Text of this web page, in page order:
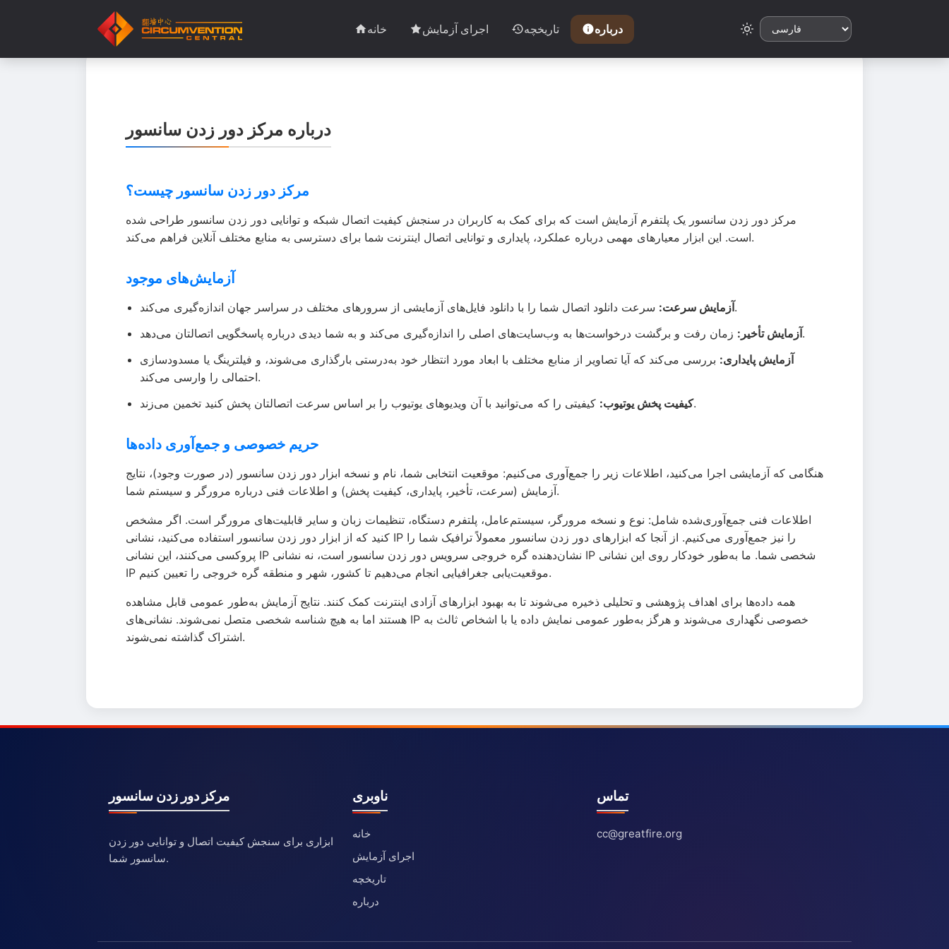
خانه اجرای آزمایش تاریخچه درباره
درباره مرکز دور زدن سانسور
مرکز دور زدن سانسور چیست؟
مرکز دور زدن سانسور یک پلتفرم آزمایش است که برای کمک به کاربران در سنجش کیفیت اتصال شبکه و توانایی دور زدن سانسور طراحی شده
است. این ابزار معیارهای مهمی درباره عملکرد، پایداری و توانایی اتصال اینترنت شما برای دسترسی به منابع مختلف آنلاین فراهم می‌کند.
آزمایش‌های موجود
آزمایش سرعت:سرعت دانلود اتصال شما را با دانلود فایل‌های آزمایشی از سرورهای مختلف در سراسر جهان اندازه‌گیری می‌کند.
آزمایش تأخیر:زمان رفت و برگشت درخواست‌ها به وب‌سایت‌های اصلی را اندازه‌گیری می‌کند و به شما دیدی درباره پاسخگویی اتصالتان می‌دهد.
آزمایش پایداری: بررسی می‌کند که آیا تصاویر از منابع مختلف با ابعاد مورد انتظار خود به‌درستی بارگذاری می‌شوند، و فیلترینگ یا مسدودسازی
احتمالی را وارسی می‌کند.
کیفیت پخش یوتیوب:کیفیتی را که می‌توانید با آن ویدیوهای یوتیوب را بر اساس سرعت اتصالتان پخش کنید تخمین می‌زند.
حریم خصوصی و جمع‌آوری داده‌ها
هنگامی که آزمایشی اجرا می‌کنید، اطلاعات زیر را جمع‌آوری می‌کنیم: موقعیت انتخابی شما، نام و نسخه ابزار دور زدن سانسور (در صورت وجود)، نتایج
آزمایش (سرعت، تأخیر، پایداری، کیفیت پخش) و اطلاعات فنی درباره مرورگر و سیستم شما.
اطلاعات فنی جمع‌آوری‌شده شامل: نوع و نسخه مرورگر، سیستم‌عامل، پلتفرم دستگاه، تنظیمات زبان و سایر قابلیت‌های مرورگر است. اگر مشخص
کنید که از ابزار دور زدن سانسور استفاده می‌کنید، نشانی IP را نیز جمع‌آوری می‌کنیم. از آنجا که ابزارهای دور زدن سانسور معمولاً ترافیک شما را
پروکسی می‌کنند، این نشانی IP نشان‌دهنده گره خروجی سرویس دور زدن سانسور است، نه نشانی IP شخصی شما. ما به‌طور خودکار روی این نشانی
IP موقعیت‌یابی جغرافیایی انجام می‌دهیم تا کشور، شهر و منطقه گره خروجی را تعیین کنیم.
همه داده‌ها برای اهداف پژوهشی و تحلیلی ذخیره می‌شوند تا به بهبود ابزارهای آزادی اینترنت کمک کنند. نتایج آزمایش به‌طور عمومی قابل مشاهده
هستند اما به هیچ شناسه شخصی متصل نمی‌شوند. نشانی‌های IP خصوصی نگهداری می‌شوند و هرگز به‌طور عمومی نمایش داده یا با اشخاص ثالث به
اشتراک گذاشته نمی‌شوند.
مرکز دور زدن سانسور
ابزاری برای سنجش کیفیت اتصال و توانایی دور زدن
سانسور شما.
ناوبری
خانه
اجرای آزمایش
تاریخچه
درباره
تماس
cc@greatfire.org